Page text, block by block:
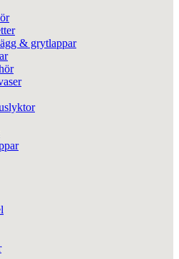
& grytlappar